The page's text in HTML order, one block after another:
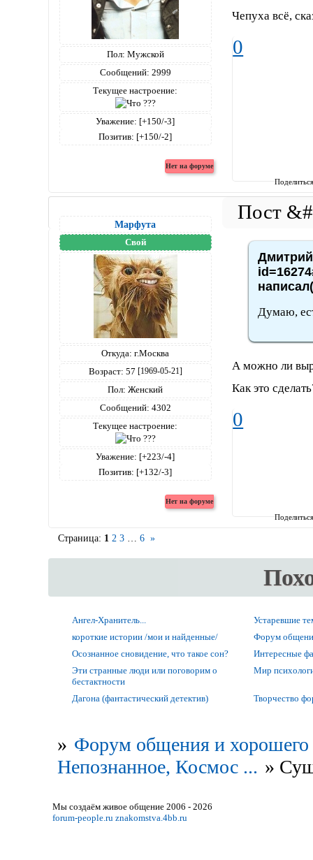
Пол: Мужской
Сообщений: 2999
Текущее настроение:
Уважение: [+150/-3]
Позитив: [+150/-2]
Чепуха всё,
0
Марфута
Свой
Откуда: г.Москва
Возраст: 57 [1969-05-21]
Пол: Женский
Сообщений: 4302
Текущее настроение:
Уважение: [+223/-4]
Позитив: [+132/-3]
Думаю,
А можно ли
Как это
0
Страница: 1 2 3 6 »
Ангел-Хранитель...
Устаревшие
короткие истории /мои и найденные/
Форум
Осознанное сновидение, что такое сон?
Интересные
Эти странные люди или поговорим о
бестактности
Мир
Дагона (фантастический детектив) Творчество
» Форум общения и хорошего
Непознанное, Космос ... »
Мы создаём живое общение 2006 - 2026
forum-people.ru znakomstva.4bb.ru